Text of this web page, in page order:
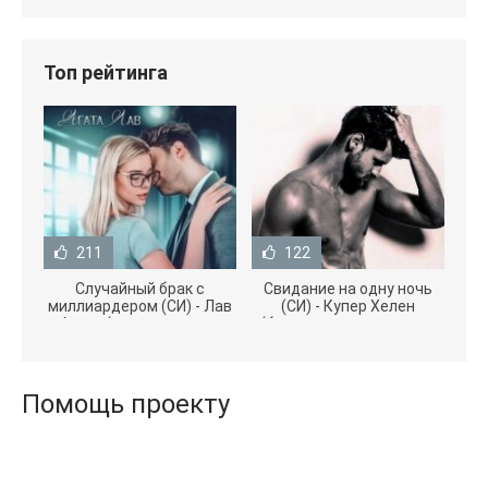
Топ рейтинга
211
Случайный брак с
миллиардером (СИ) - Лав
Агата (полная версия
122
Свидание на одну ночь
(СИ) - Купер Хелен
(бесплатные серии книг
Помощь проекту